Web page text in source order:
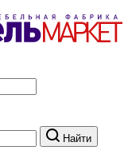
Найти